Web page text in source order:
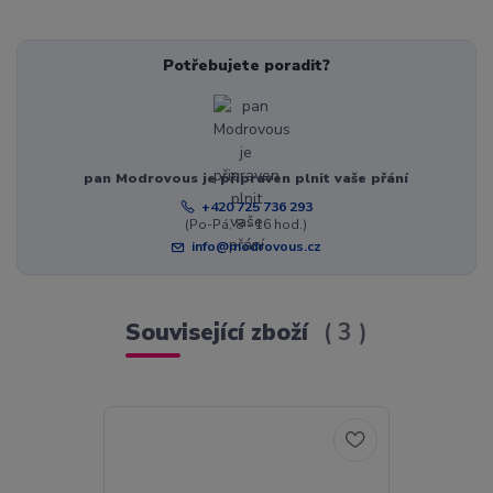
Potřebujete poradit?
pan Modrovous je připraven plnit vaše přání
+420 725 736 293
(Po-Pá, 8 - 16 hod.)
info@modrovous.cz
Související zboží 3